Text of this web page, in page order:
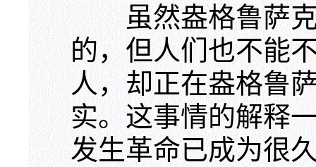
虽然盎格鲁萨克
的，但人们也不能
人，却正在盎格鲁
实。这事情的解释
发生革命已成为很